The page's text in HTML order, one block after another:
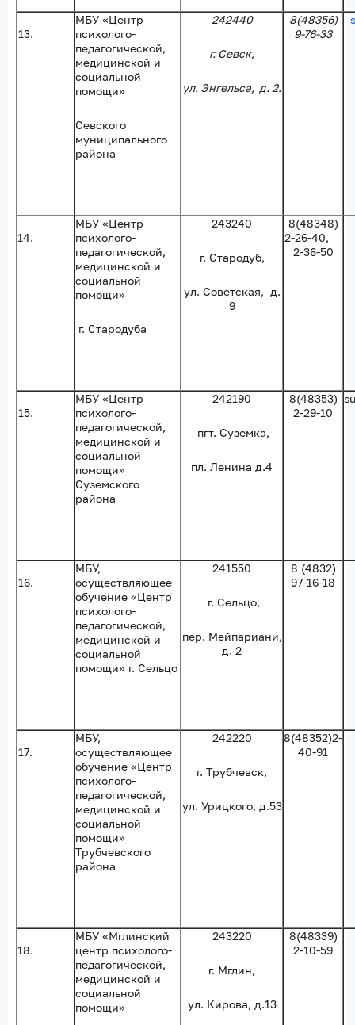
13.
МБУ «Центр
психолого-
педагогической,
медицинской и
социальной
помощи»
Севского
муниципального
района
242440
г. Севск,
ул. Энгельса, д. 2.
8(48356)
9-76-33
14.
МБУ «Центр
психолого-
педагогической,
медицинской и
социальной
помощи»
г. Стародуба
243240
г. Стародуб,
ул. Советская, д.
9
8(48348)
2-26-40,
2-36-50
15.
МБУ «Центр
психолого-
педагогической,
медицинской и
социальной
помощи»
Суземского
района
242190
пгт. Суземка,
пл. Ленина д.4
8(48353)
2-29-10
16.
МБУ,
осуществляющее
обучение «Центр
психолого-
педагогической,
медицинской и
социальной
помощи» г. Сельцо
241550
г. Сельцо,
пер. Мейпариани,
д. 2
8 (4832)
97-16-18
17.
МБУ,
осуществляющее
обучение «Центр
психолого-
педагогической,
медицинской и
социальной
помощи»
Трубчевского
района
242220
г. Трубчевск,
ул. Урицкого, д.53
8(48352)2-
40-91
18.
МБУ «Мглинский
центр психолого-
педагогической,
медицинской и
социальной
помощи»
243220
г. Мглин,
ул. Кирова, д.13
8(48339)
2-10-59